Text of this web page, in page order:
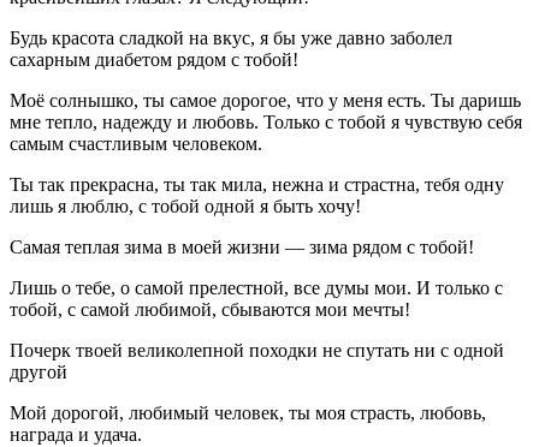
Будь красота сладкой на вкус, я бы уже давно заболел
сахарным диабетом рядом с тобой!
Моё солнышко, ты самое дорогое, что у меня есть. Ты даришь
мне тепло, надежду и любовь. Только с тобой я чувствую себя
самым счастливым человеком.
Ты так прекрасна, ты так мила, нежна и страстна, тебя одну
лишь я люблю, с тобой одной я быть хочу!
Самая теплая зима в моей жизни — зима рядом с тобой!
Лишь о тебе, о самой прелестной, все думы мои. И только с
тобой, с самой любимой, сбываются мои мечты!
Почерк твоей великолепной походки не спутать ни с одной
другой
Мой дорогой, любимый человек, ты моя страсть, любовь,
награда и удача.